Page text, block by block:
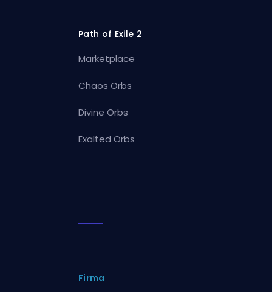
Path of Exile 2
Marketplace
Chaos Orbs
Divine Orbs
Exalted Orbs
Firma